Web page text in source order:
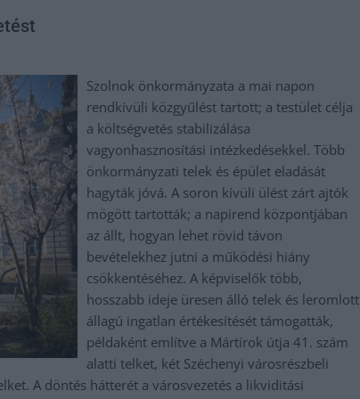
Szolnok önkormányzata a mai napon
rendkívüli közgyűlést tartott; a testület célja
a költségvetés stabilizálása
vagyonhasznosítási intézkedésekkel. Több
önkormányzati telek és épület eladását
hagyták jóvá. A soron kívüli ülést zárt ajtók
mögött tartották; a napirend központjában
az állt, hogyan lehet rövid távon
bevételekhez jutni a működési hiány
csökkentéséhez. A képviselők több,
hosszabb ideje üresen álló telek és leromlott
állagú ingatlan értékesítését támogatták,
példaként említve a Mártírok útja 41. szám
alatti telket, két Széchenyi városrészbeli
A döntés hátterét a városvezetés a likviditási